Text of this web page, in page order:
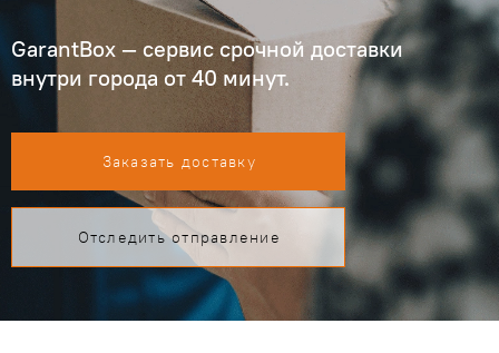
GarantBox — сервис срочной доставки
внутри города от 40 минут.
Заказать доставку
Отследить отправление